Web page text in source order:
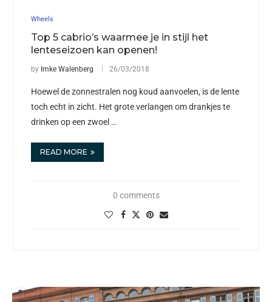
Wheels
Top 5 cabrio’s waarmee je in stijl het
lenteseizoen kan openen!
by Imke Walenberg 26/03/2018
Hoewel de zonnestralen nog koud aanvoelen, is de lente
toch echt in zicht. Het grote verlangen om drankjes te
drinken op een zwoel …
READ MORE
0 comments